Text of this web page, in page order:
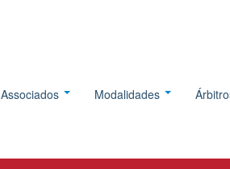
Associados Modalidades